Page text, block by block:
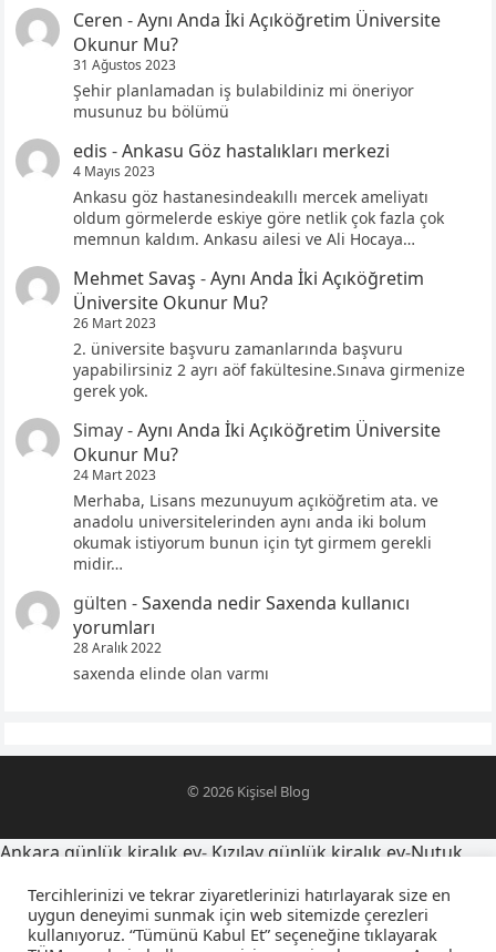
Ceren -Aynı Anda İki Açıköğretim Üniversite
Okunur Mu?
31 Ağustos 2023
Şehir planlamadan iş bulabildiniz mi öneriyor
musunuz bu bölümü
edis -Ankasu Göz hastalıkları merkezi
4 Mayıs 2023
Ankasu göz hastanesindeakıllı mercek ameliyatı
oldum görmelerde eskiye göre netlik çok fazla çok
memnun kaldım. Ankasu ailesi ve Ali Hocaya…
Mehmet Savaş -Aynı Anda İki Açıköğretim
Üniversite Okunur Mu?
26 Mart 2023
2. üniversite başvuru zamanlarında başvuru
yapabilirsiniz 2 ayrı aöf fakültesine.Sınava girmenize
gerek yok.
Simay-Aynı Anda İki Açıköğretim Üniversite
Okunur Mu?
24 Mart 2023
Merhaba, Lisans mezunuyum açıköğretim ata. ve
anadolu universitelerinden aynı anda iki bolum
okumak istiyorum bunun için tyt girmem gerekli
midir…
gülten -Saxenda nedir Saxenda kullanıcı
yorumları
28 Aralık 2022
saxenda elinde olan varmı
© 2026 Kişisel Blog
Tercihlerinizi ve tekrar ziyaretlerinizi hatırlayarak size en
uygun deneyimi sunmak için web sitemizde çerezleri
kullanıyoruz. “Tümünü Kabul Et” seçeneğine tıklayarak
Ankara günlük kiralık ev- Kızılay günlük kiralık ev-Nutuk
yegensozleri.net-Latince yazı dövmeleri ve anlamları-
sevgiliyi farsça telefona kaydetme isimleri-falcıya sorulacak